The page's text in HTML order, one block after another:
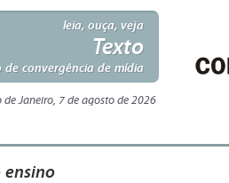
leia, ouça, veja
Texto
convergência de mídia
de Janeiro, 7 de agosto de 2026